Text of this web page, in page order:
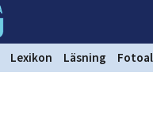
Lexikon Läsning